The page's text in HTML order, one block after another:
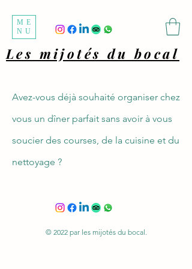
ME
NU
Les mijotés du bocal
Avez-vous déjà souhaité organiser chez
vous un dîner parfait sans avoir à vous
soucier des courses, de la cuisine et du
nettoyage ?
© 2022 par les mijotés du bocal.